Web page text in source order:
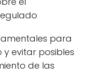
para
evitar posibles
de las